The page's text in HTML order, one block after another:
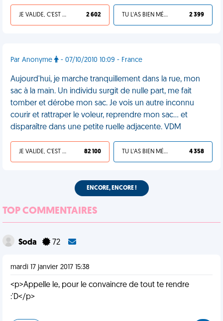
JE VALIDE, C'EST UNE VDM 2 602 TU L'AS BIEN MÉRITÉ 2 399
Par Anonyme - 07/10/2010 10:09 - France
Aujourd'hui, je marche tranquillement dans la rue, mon
sac à la main. Un individu surgit de nulle part, me fait
tomber et dérobe mon sac. Je vois un autre inconnu
courir et rattraper le voleur, reprendre mon sac... et
disparaître dans une petite ruelle adjacente. VDM
JE VALIDE, C'EST UNE VDM 82 100 TU L'AS BIEN MÉRITÉ 4 358
ENCORE, ENCORE !
TOP COMMENTAIRES
Soda 72
mardi 17 janvier 2017 15:38
<p>Appelle le, pour le convaincre de tout te rendre
:'D</p>